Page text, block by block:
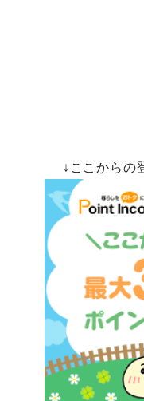
↓ここからの